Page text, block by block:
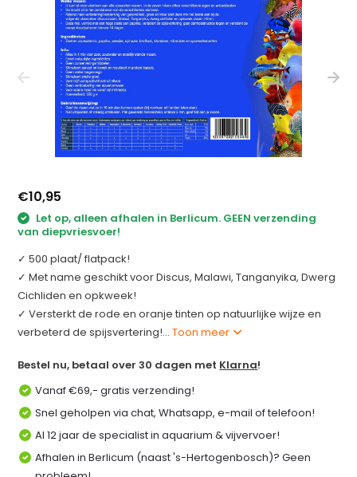
€10,95
Let op, alleen afhalen in Berlicum. GEEN verzending
van diepvriesvoer!
✓ 500 plaat/ flatpack!
✓ Met name geschikt voor Discus, Malawi, Tanganyika, Dwerg
Cichliden en opkweek!
✓ Versterkt de rode en oranje tinten op natuurlijke wijze en
verbeterd de spijsvertering!...Toon meer
Bestel nu, betaal over 30 dagen met Klarna!
Vanaf €69,- gratis verzending!
Snel geholpen via chat, Whatsapp, e-mail of telefoon!
Al 12 jaar de specialist in aquarium & vijvervoer!
Afhalen in Berlicum (naast 's-Hertogenbosch)? Geen